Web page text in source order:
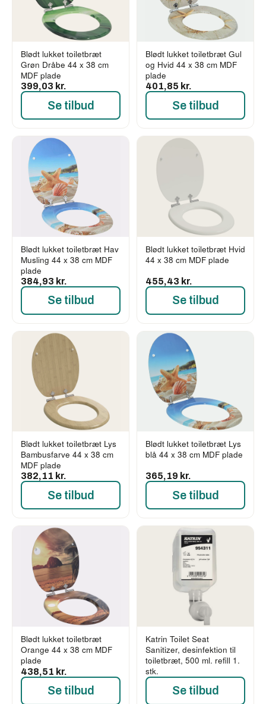
Blødt lukket toiletbræt
Grøn Dråbe 44 x 38 cm
MDF plade
399,03 kr.
Se tilbud
Blødt lukket toiletbræt Gul
og Hvid 44 x 38 cm MDF
plade
401,85 kr.
Se tilbud
Blødt lukket toiletbræt Hav
Musling 44 x 38 cm MDF
plade
384,93 kr.
Se tilbud
Blødt lukket toiletbræt Hvid
44 x 38 cm MDF plade
455,43 kr.
Se tilbud
Blødt lukket toiletbræt Lys
Bambusfarve 44 x 38 cm
MDF plade
382,11 kr.
Se tilbud
Blødt lukket toiletbræt Lys
blå 44 x 38 cm MDF plade
365,19 kr.
Se tilbud
Blødt lukket toiletbræt
Orange 44 x 38 cm MDF
plade
438,51 kr.
Se tilbud
Katrin Toilet Seat
Sanitizer, desinfektion til
toiletbræt, 500 ml. refill 1.
stk.
Se tilbud